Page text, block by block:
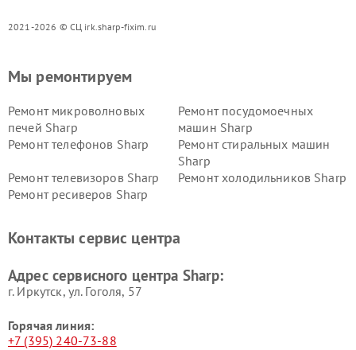
2021-2026 © СЦ irk.sharp-fixim.ru
Мы ремонтируем
Ремонт микроволновых
печей Sharp
Ремонт посудомоечных
машин Sharp
Ремонт телефонов Sharp
Ремонт стиральных машин
Sharp
Ремонт телевизоров Sharp
Ремонт холодильников Sharp
Ремонт ресиверов Sharp
Контакты сервис центра
Адрес сервисного центра Sharp:
г. Иркутск, ул. ​Гоголя, 57
Горячая линия:
+7 (395) 240-73-88